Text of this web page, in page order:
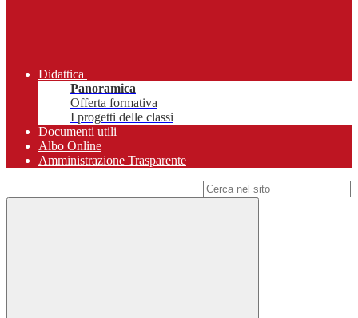
Didattica
Panoramica
Offerta formativa
I progetti delle classi
Documenti utili
Albo Online
Amministrazione Trasparente